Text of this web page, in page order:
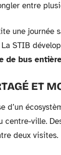
entre
une journée
STIB
de bus
ET
d’un
centre-ville.
deux visites.